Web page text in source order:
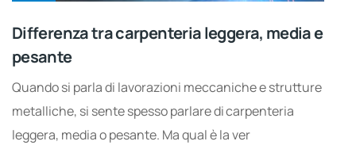
Differenza tra carpenteria leggera, media e
pesante
Quando si parla di lavorazioni meccaniche e strutture
metalliche, si sente spesso parlare di carpenteria
leggera, media o pesante. Ma qual è la ver